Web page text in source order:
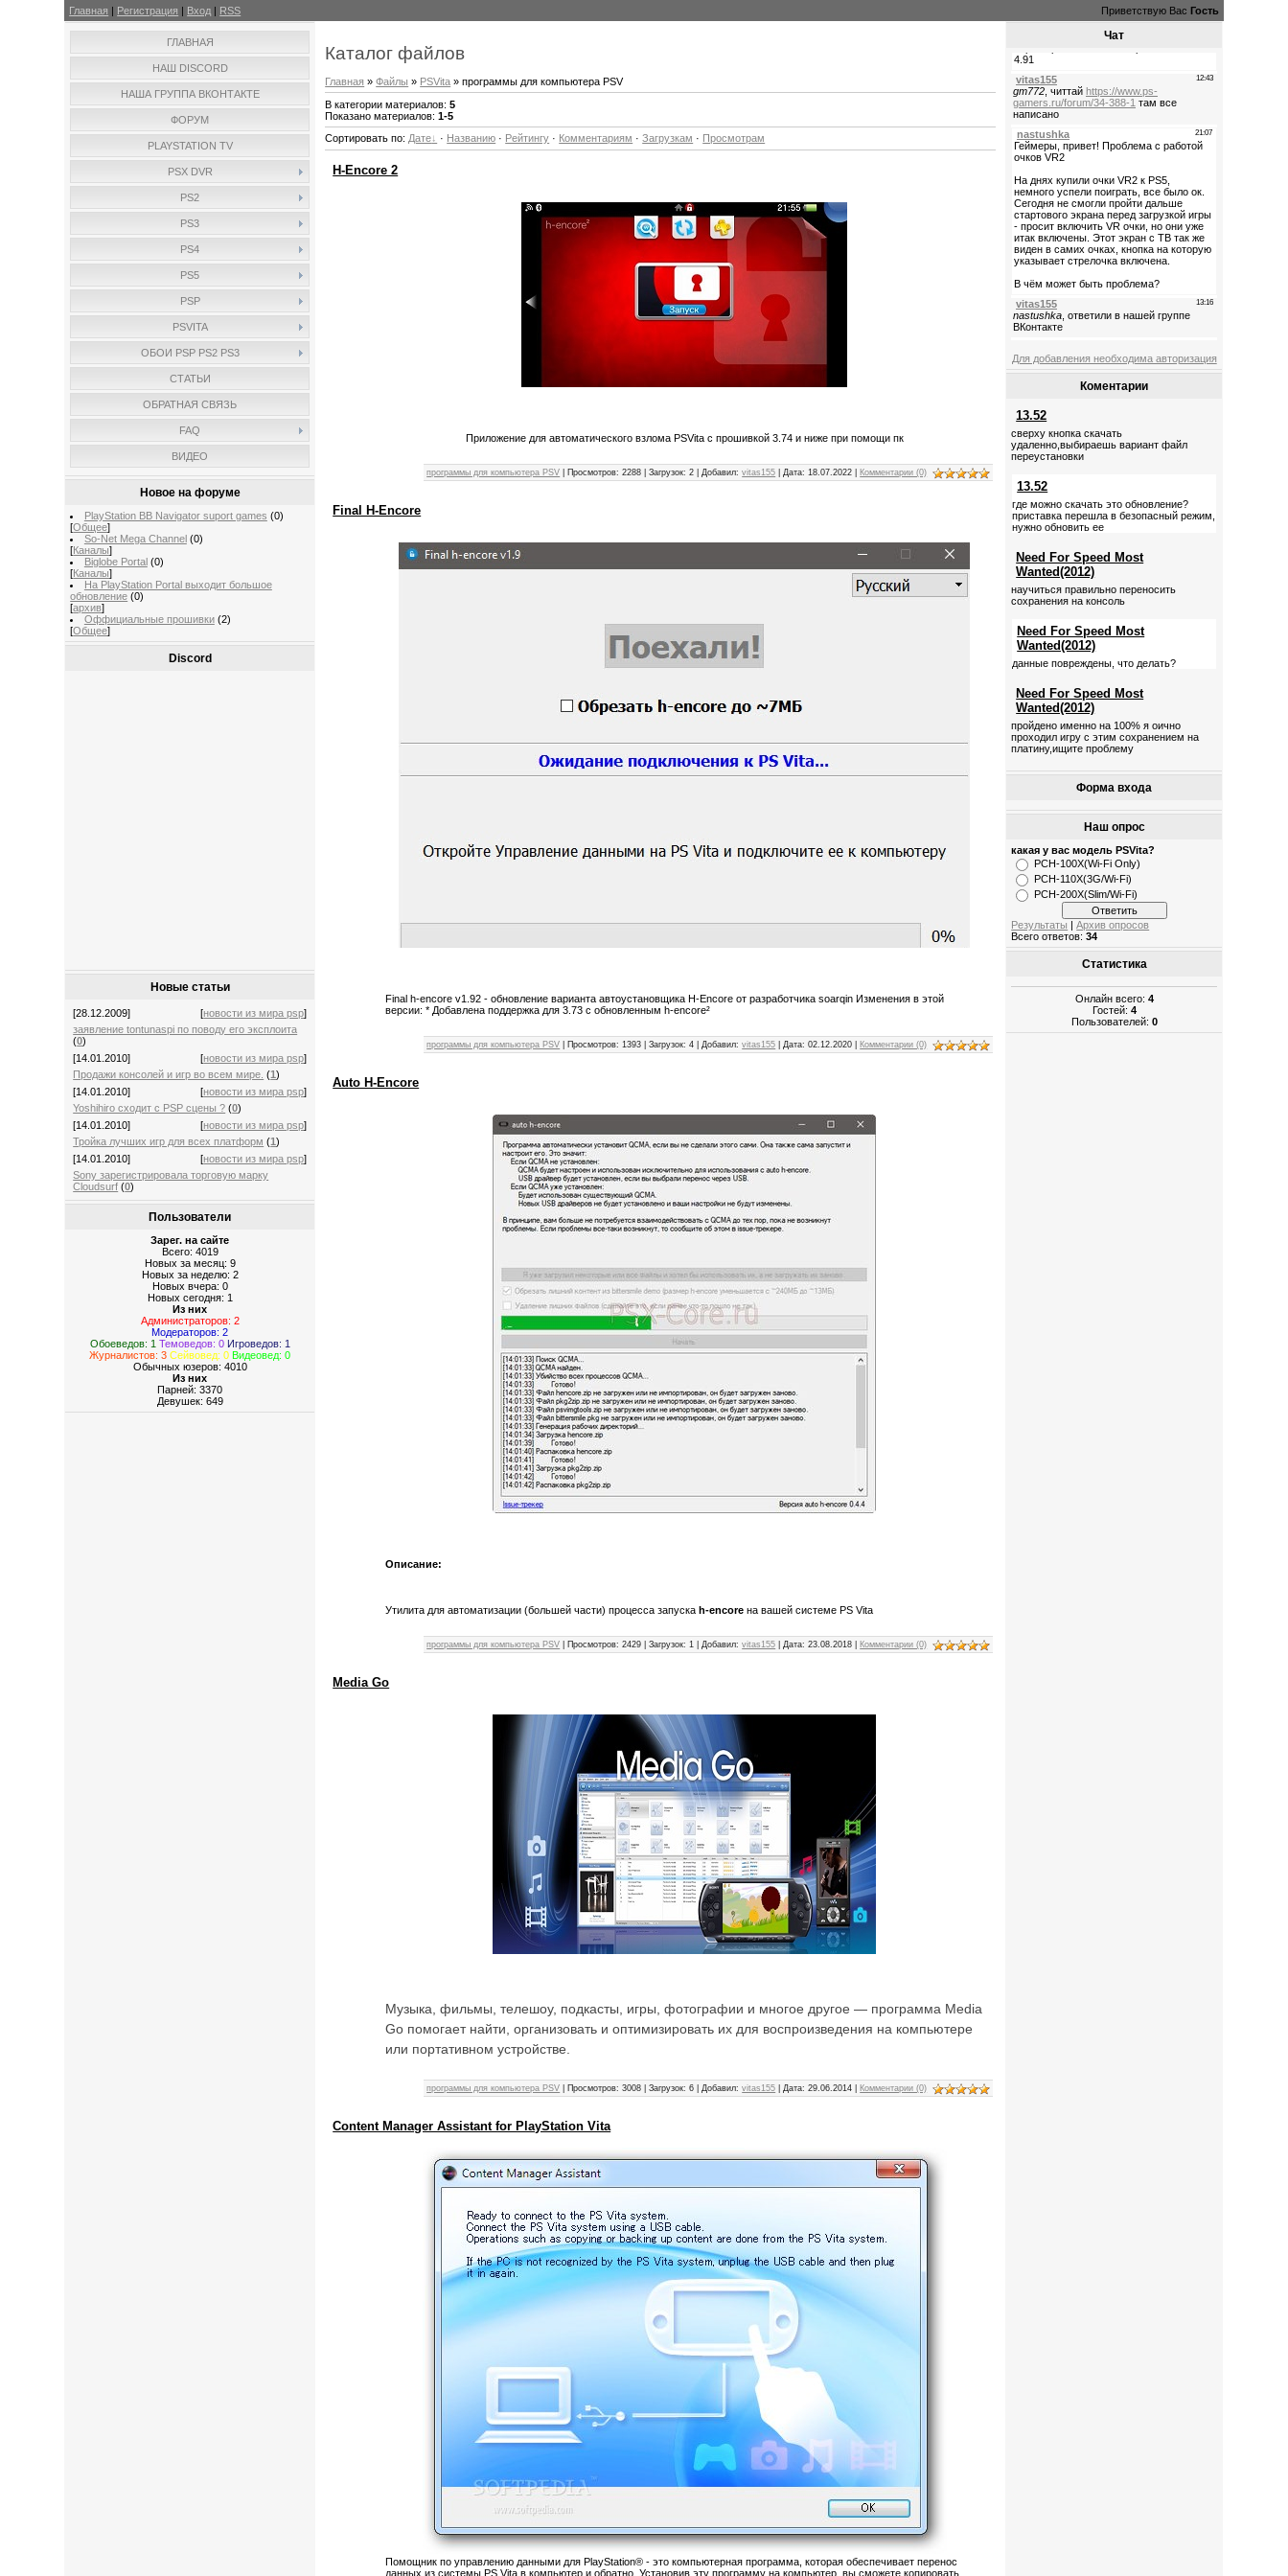
Главная | Регистрация | Вход | RSS Приветствую Вас Гость
ГЛАВНАЯ
НАШ DISCORD
НАША ГРУППА ВКОНТАКТЕ
ФОРУМ
PLAYSTATION TV
PSX DVR
PS2
PS3
PS4
PS5
PSP
PSVITA
ОБОИ PSP PS2 PS3
СТАТЬИ
ОБРАТНАЯ СВЯЗЬ
FAQ
ВИДЕО
Новое на форуме
PlayStation BB Navigator suport games (0)
[Общее]
So-Net Mega Channel (0)
[Каналы]
Biglobe Portal (0)
[Каналы]
На PlayStation Portal выходит большое
обновление (0)
[архив]
Оффициальные прошивки (2)
[Общее]
Discord
Новые статьи
[28.12.2009] [новости из мира psp]
заявление tontunaspi по поводу его эксплоита
(0)
[14.01.2010]
[новости из мира psp]
Продажи консолей и игр во всем мире. (1)
[14.01.2010]
[новости из мира psp]
Yoshihiro сходит с PSP сцены ? (0)
[14.01.2010]
[новости из мира psp]
Тройка лучших игр для всех платформ (1)
[14.01.2010]
[новости из мира psp]
Sony зарегистрировала торговую марку
Cloudsurf (0)
Пользователи
Зарег. на сайте
Всего: 4019
Новых за месяц: 9
Новых за неделю: 2
Новых вчера: 0
Новых сегодня: 1
Из них
Администраторов: 2
Модераторов: 2
Обоеведов: 1 Темоведов: 0 Игроведов: 1
Журналистов: 3 Сейвовед: 0 Видеовед: 0
Обычных юзеров: 4010
Из них
Парней: 3370
Девушек: 649
Каталог файлов
Главная »Файлы » PSVita » программы для компьютера PSV
В категории материалов:5
Показано материалов:1-5
Сортировать по: Дате · Названию · Рейтингу · Комментариям ·Загрузкам · Просмотрам
H-Encore 2
Приложение для автоматического взлома PSVita с прошивкой 3.74 и ниже при помощи пк
программы для компьютера PSV | Просмотров: 2288 | Загрузок: 2 | Добавил:vitas155 | Дата: 18.07.2022 Комментарии (0)
Final H-Encore
Final h-encore v1.92 - обновление варианта автоустановщика H-Encore от разработчика soarqin Изменения в этой
версии: * Добавлена поддержка для 3.73 с обновленным h-encore²
программы для компьютера PSV | Просмотров: 1393 | Загрузок: 4 | Добавил:vitas155 | Дата:02.12.2020 Комментарии (0)
Auto H-Encore
Описание:
Утилита для автоматизации (большей части) процесса запускаh-encore на вашей системе PS Vita
программы для компьютера PSV | Просмотров: 2429 | Загрузок: 1 | Добавил:vitas155 | Дата:23.08.2018 Комментарии (0)
Media Go
Музыка, фильмы, телешоу, подкасты, игры, фотографии и многое другое — программа Media
Go помогает найти, организовать и оптимизировать их для воспроизведения на компьютере
или портативном устройстве.
программы для компьютера PSV | Просмотров: 3008 | Загрузок: 6 | Добавил:vitas155 | Дата:29.06.2014 Комментарии (0)
Content Manager Assistant for PlayStation Vita
Помощник по управлению данными для PlayStation® - это компьютерная программа, которая обеспечивает перенос
данных из системы PS Vita в компьютер и обратно. Установив эту программу на компьютер, вы сможете копировать
Чат
Для добавления необходима авторизация
Коментарии
13.52
сверху кнопка скачать
удаленно,выбираешь вариант файл
переустановки
13.52
где можно скачать это обновление?
приставка перешла в безопасный режим,
нужно обновить ее
Need For Speed Most
Wanted(2012)
научиться правильно переносить
сохранения на консоль
Need For Speed Most
Wanted(2012)
данные повреждены, что делать?
Need For Speed Most
Wanted(2012)
пройдено именно на 100% я оично
проходил игру с этим сохранением на
платину,ищите проблему
Форма входа
Наш опрос
какая у вас модель PSVita?
РСН-100X(Wi-Fi Only)
PCH-110X(3G/Wi-Fi)
PCH-200X(Slim/Wi-Fi)
Результаты |Архив опросов
Всего ответов:34
Статистика
Онлайн всего: 4
Гостей: 4
Пользователей: 0